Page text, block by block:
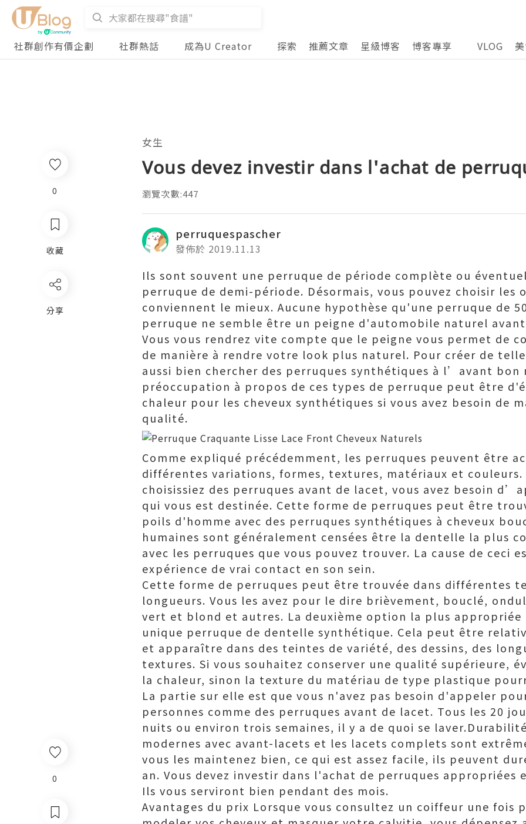
社群創作有價企劃 社群熱話 成為U Creator 探索 推薦文章 星級博客 博客專享 VLOG
0
女生
Vous devez investir dans l'achat de
瀏覽次數:447
perruquespascher
發佈於 2019.11.13
Ils sont souvent une perruque de période complète ou
perruque de demi-période. Désormais, vous pouvez choisir les
conviennent le mieux. Aucune hypothèse qu'une perruque de
perruque ne semble être un peigne d'automobile naturel
Vous vous rendrez vite compte que le peigne vous permet de
de manière à rendre votre look plus naturel. Pour créer de
aussi bien chercher des perruques synthétiques à l’avant bon
préoccupation à propos de ces types de perruque peut être
chaleur pour les cheveux synthétiques si vous avez besoin de
qualité.
Comme expliqué précédemment, les perruques peuvent être
différentes variations, formes, textures, matériaux et couleurs.
choisissiez des perruques avant de lacet, vous avez besoin
qui vous est destinée. Cette forme de perruques peut être
poils d'homme avec des perruques synthétiques à cheveux
humaines sont généralement censées être la dentelle la plus
avec les perruques que vous pouvez trouver. La cause de ceci
expérience de vrai contact en son sein.
Cette forme de perruques peut être trouvée dans différentes
longueurs. Vous les avez pour le dire brièvement, bouclé,
vert et blond et autres. La deuxième option la plus appropriée
unique perruque de dentelle synthétique. Cela peut être
et apparaître dans des teintes de variété, des dessins, des
textures. Si vous souhaitez conserver une qualité supérieure,
la chaleur, sinon la texture du matériau de type plastique
La partie sur elle est que vous n'avez pas besoin d'appeler
personnes comme des perruques avant de lacet. Tous les 20
nuits ou environ trois semaines, il y a de quoi se
modernes avec avant-lacets et les lacets complets sont
vous les maintenez bien, ce qui est assez facile, ils peuvent
an. Vous devez investir dans l'achat de perruques appropriées
Ils vous serviront bien pendant des mois.
Avantages du prix Lorsque vous consultez un coiffeur une fois
0
收藏
分享